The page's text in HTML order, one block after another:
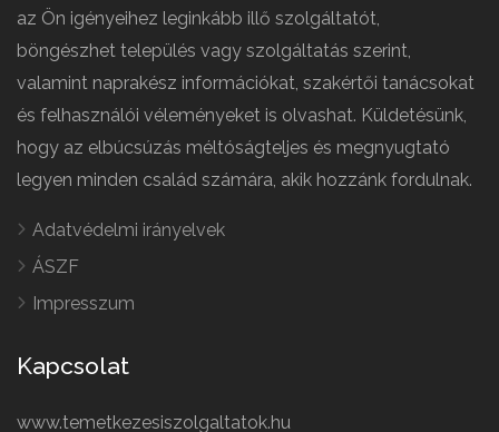
az Ön igényeihez leginkább illő szolgáltatót,
böngészhet település vagy szolgáltatás szerint,
valamint naprakész információkat, szakértői tanácsokat
és felhasználói véleményeket is olvashat. Küldetésünk,
hogy az elbúcsúzás méltóságteljes és megnyugtató
legyen minden család számára, akik hozzánk fordulnak.
Adatvédelmi irányelvek
ÁSZF
Impresszum
Kapcsolat
www.temetkezesiszolgaltatok.hu